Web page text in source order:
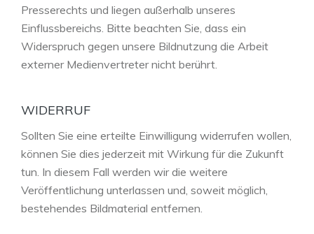
Presserechts und liegen außerhalb unseres
Einflussbereichs. Bitte beachten Sie, dass ein
Widerspruch gegen unsere Bildnutzung die Arbeit
externer Medienvertreter nicht berührt.
WIDERRUF
Sollten Sie eine erteilte Einwilligung widerrufen wollen,
können Sie dies jederzeit mit Wirkung für die Zukunft
tun. In diesem Fall werden wir die weitere
Veröffentlichung unterlassen und, soweit möglich,
bestehendes Bildmaterial entfernen.